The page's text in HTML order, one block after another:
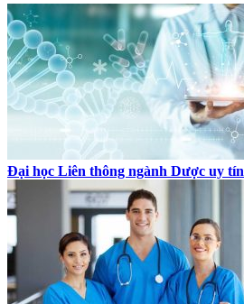
Đại học Liên thông ngành Dược uy tín